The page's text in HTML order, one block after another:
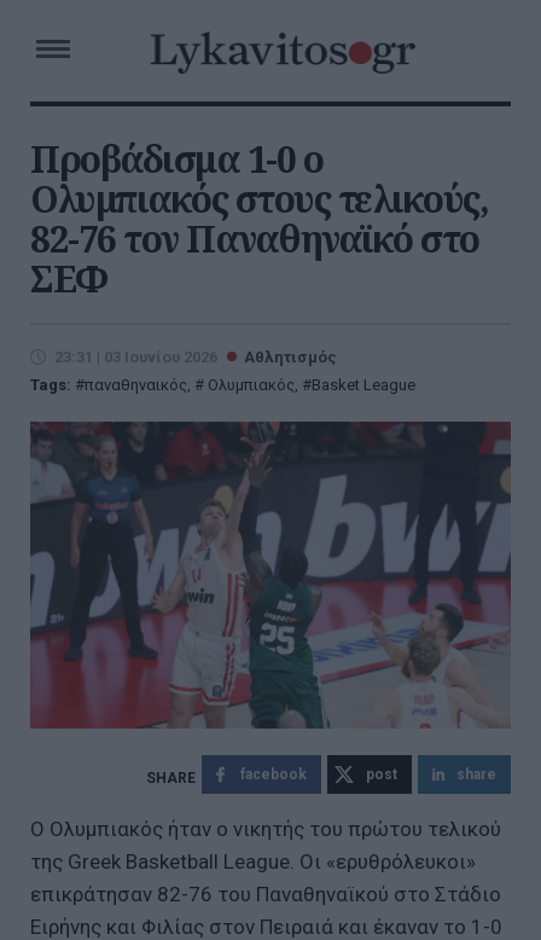
Προβάδισμα 1-0 ο
Ολυμπιακός στους τελικούς,
82-76 τον Παναθηναϊκό στο
ΣΕΦ
23:31 | 03 Ιουνίου 2026
Αθλητισμός
Tags:
παναθηναικός, Ολυμπιακός, Basket League
facebook post share
Ο Ολυμπιακός ήταν ο νικητής του πρώτου τελικού
της Greek Basketball League. Οι «ερυθρόλευκοι»
επικράτησαν 82-76 του Παναθηναϊκού στο Στάδιο
Ειρήνης και Φιλίας στον Πειραιά και έκαναν το 1-0